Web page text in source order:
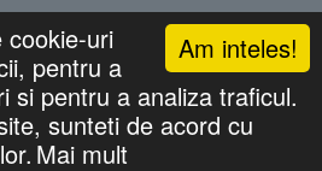
Am inteles!
cookie-uri
pentru a
si pentru a analiza traficul.
sunteti de acord cu
Mai mult
. All Rights Reserved.